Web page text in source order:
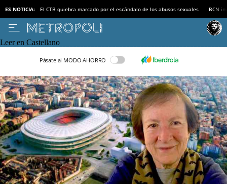
ES NOTICIA: El CTB quiebra marcado por el escándalo de los abusos sexuales BCN
Leer en Castellano
Pásate al MODO AHORRO